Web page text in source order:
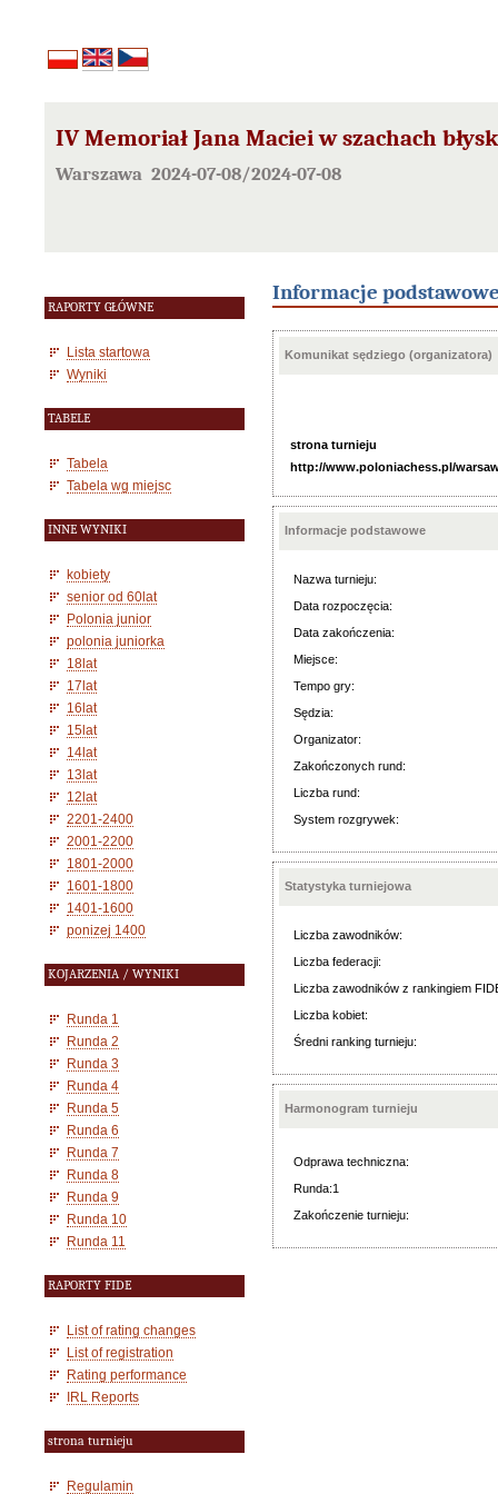
IV Memoriał Jana Maciei w szachach
Warszawa 2024-07-08/2024-07-08
RAPORTY GŁÓWNE
Lista startowa
Wyniki
TABELE
Tabela
Tabela wg miejsc
INNE WYNIKI
kobiety
senior od 60lat
Polonia junior
polonia juniorka
18lat
17lat
16lat
15lat
14lat
13lat
12lat
2201-2400
2001-2200
1801-2000
1601-1800
1401-1600
ponizej 1400
KOJARZENIA / WYNIKI
Runda 1
Runda 2
Runda 3
Runda 4
Runda 5
Runda 6
Runda 7
Runda 8
Runda 9
Runda 10
Runda 11
RAPORTY FIDE
List of rating changes
List of registration
Rating performance
IRL Reports
strona turnieju
Regulamin
Informacje
Komunikat sędziego (organizatora)
strona turnieju
http://www.poloniachess.pl/
Informacje podstawowe
Nazwa turnieju:
Data rozpoczęcia:
Data zakończenia:
Miejsce:
Tempo gry:
Sędzia:
Organizator:
Zakończonych rund:
Liczba rund:
System rozgrywek:
Statystyka turniejowa
Liczba zawodników:
Liczba federacji:
Liczba zawodników z rankingiem
Liczba kobiet:
Średni ranking turnieju:
Harmonogram turnieju
Odprawa techniczna:
Runda:1
Zakończenie turnieju: